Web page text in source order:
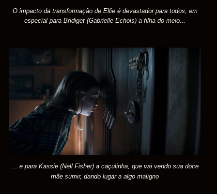
O impacto da transformação de Ellie é devastador para todos, em
especial para Bridiget (Gabrielle Echols) a filha do meio...
... e para Kassie (Nell Fisher) a caçulinha, que vai vendo sua doce
mãe sumir, dando lugar a algo maligno